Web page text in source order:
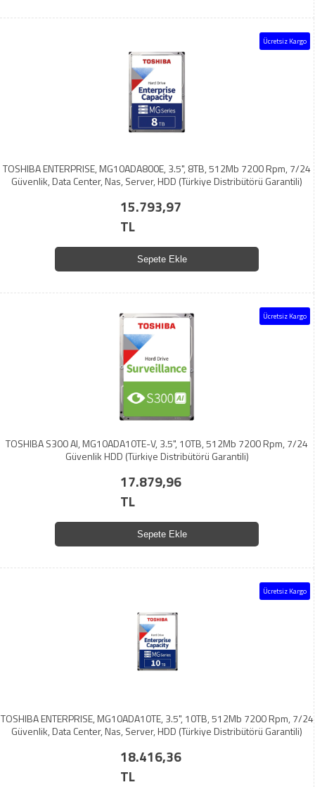
Ücretsiz Kargo
TOSHIBA ENTERPRISE, MG10ADA800E, 3.5", 8TB, 512Mb 7200 Rpm, 7/24
Güvenlik, Data Center, Nas, Server, HDD (Türkiye Distribütörü Garantili)
15.793,97
TL
Sepete Ekle
Ücretsiz Kargo
TOSHIBA S300 AI, MG10ADA10TE-V, 3.5", 10TB, 512Mb 7200 Rpm, 7/24
Güvenlik HDD (Türkiye Distribütörü Garantili)
17.879,96
TL
Sepete Ekle
Ücretsiz Kargo
TOSHIBA ENTERPRISE, MG10ADA10TE, 3.5", 10TB, 512Mb 7200 Rpm, 7/24
Güvenlik, Data Center, Nas, Server, HDD (Türkiye Distribütörü Garantili)
18.416,36
TL